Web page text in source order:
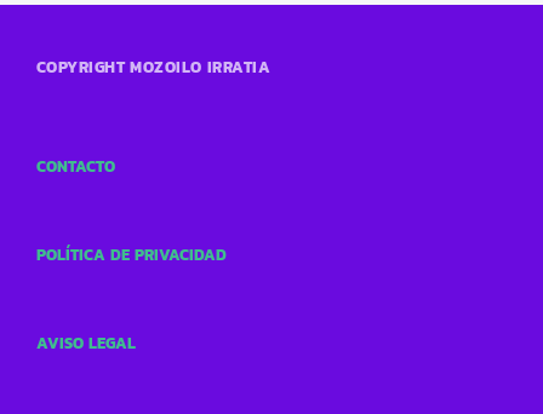
COPYRIGHT MOZOILO IRRATIA
CONTACTO
POLÍTICA DE PRIVACIDAD
AVISO LEGAL